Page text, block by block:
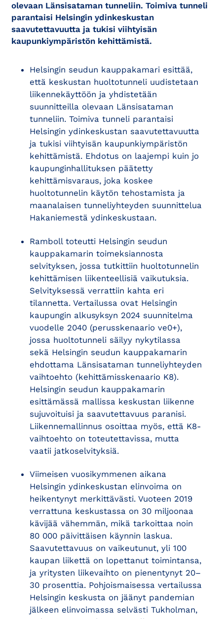
olevaan Länsisataman tunneliin. Toimiva tunneli
parantaisi Helsingin ydinkeskustan
saavutettavuutta ja tukisi viihtyisän
kaupunkiympäristön kehittämistä.
Helsingin seudun kauppakamari esittää,
että keskustan huoltotunneli uudistetaan
liikennekäyttöön ja yhdistetään
suunnitteilla olevaan Länsisataman
tunneliin. Toimiva tunneli parantaisi
Helsingin ydinkeskustan saavutettavuutta
ja tukisi viihtyisän kaupunkiympäristön
kehittämistä. Ehdotus on laajempi kuin jo
kaupunginhallituksen päätetty
kehittämisvaraus, joka koskee
huoltotunnelin käytön tehostamista ja
maanalaisen tunneliyhteyden suunnittelua
Hakaniemestä ydinkeskustaan.
Ramboll toteutti Helsingin seudun
kauppakamarin toimeksiannosta
selvityksen, jossa tutkittiin huoltotunnelin
kehittämisen liikenteellisiä vaikutuksia.
Selvityksessä verrattiin kahta eri
tilannetta. Vertailussa ovat Helsingin
kaupungin alkusyksyn 2024 suunnitelma
vuodelle 2040 (perusskenaario ve0+),
jossa huoltotunneli säilyy nykytilassa
sekä Helsingin seudun kauppakamarin
ehdottama Länsisataman tunneliyhteyden
vaihtoehto (kehittämisskenaario K8).
Helsingin seudun kauppakamarin
esittämässä mallissa keskustan liikenne
sujuvoituisi ja saavutettavuus paranisi.
Liikennemallinnus osoittaa myös, että K8-
vaihtoehto on toteutettavissa, mutta
vaatii jatkoselvityksiä.
Viimeisen vuosikymmenen aikana
Helsingin ydinkeskustan elinvoima on
heikentynyt merkittävästi. Vuoteen 2019
verrattuna keskustassa on 30 miljoonaa
kävijää vähemmän, mikä tarkoittaa noin
80 000 päivittäisen käynnin laskua.
Saavutettavuus on vaikeutunut, yli 100
kaupan liikettä on lopettanut toimintansa,
ja yritysten liikevaihto on pienentynyt 20–
30 prosenttia. Pohjoismaisessa vertailussa
Helsingin keskusta on jäänyt pandemian
jälkeen elinvoimassa selvästi Tukholman,